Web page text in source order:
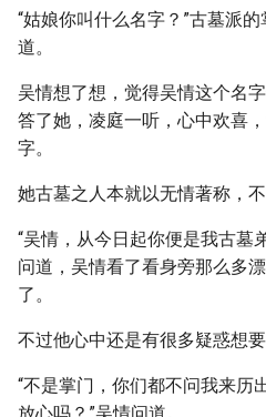
“姑娘你叫什么名字？”古墓派
道。
吴情想了想，觉得吴情这个名
答了她，凌庭一听，心中欢喜
字。
她古墓之人本就以无情著称，
“吴情，从今日起你便是我古墓
问道，吴情看了看身旁那么多
了。
不过他心中还是有很多疑惑想要
“不是掌门，你们都不问我来历